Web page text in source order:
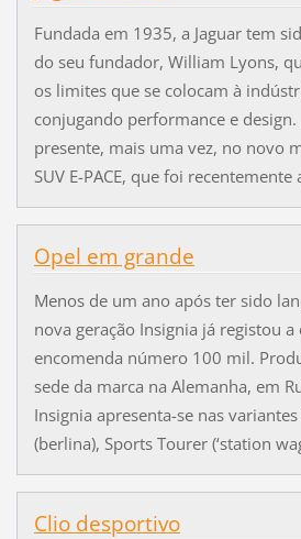
Fundada em 1935, a Jaguar tem
do seu fundador, William Lyons,
os limites que se colocam à
conjugando performance e design.
presente, mais uma vez, no novo
SUV E-PACE, que foi recentemente
Opel em grande
Menos de um ano após ter sido
nova geração Insignia já registou a
encomenda número 100 mil.
sede da marca na Alemanha, em
Insignia apresenta-se nas
(berlina), Sports Tourer (‘station
Clio desportivo